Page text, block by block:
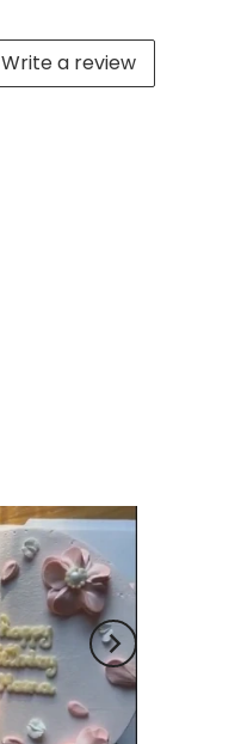
Write a review